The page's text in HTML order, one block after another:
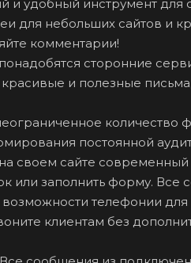
и удобный инструмент для
для небольших сайтов и
комментарии!
сторонние
и полезные
количество
постоянной
своем сайте
или заполнить форму.
возможности телефонии
клиентам без